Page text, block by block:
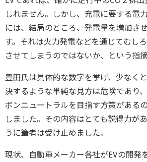
しれません。しかし、充電に要する電
には、結局のところ、発電量を増加さ
す。それは火力発電などを通じてむし
させてしまうのではないか、という指摘
豊田氏は具体的な数字を挙げ、少なく
決するような単純な見方は危険であり
ボンニュートラルを目指す方策がある
しました。その内容はとても説得力が
うに筆者は受け止めました。
現状、自動車メーカー各社がEVの開発